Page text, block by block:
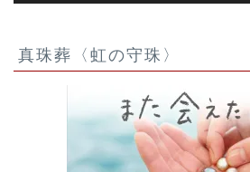
真珠葬〈虹の守珠〉